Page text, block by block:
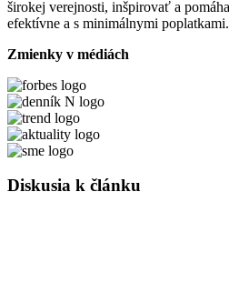
širokej verejnosti, inšpirovať a
efektívne a s minimálnymi poplatkami.
Zmienky v médiách
Diskusia k článku